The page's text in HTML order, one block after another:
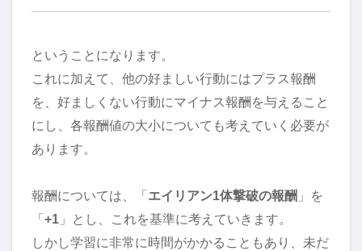
ということになります。
これに加えて、他の好ましい行動にはプラス報酬
を、好ましくない行動にマイナス報酬を与えること
にし、各報酬値の大小についても考えていく必要が
あります。
報酬については、「エイリアン1体撃破の報酬 」を
「+1 」とし、これを基準に考えていきます。
しかし学習に非常に時間がかかることもあり、未だ